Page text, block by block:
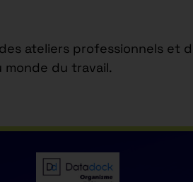
ateliers professionnels et
du travail.